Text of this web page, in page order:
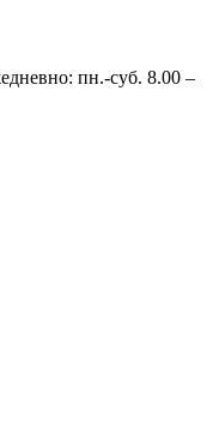
пн.-суб. 8.00 –